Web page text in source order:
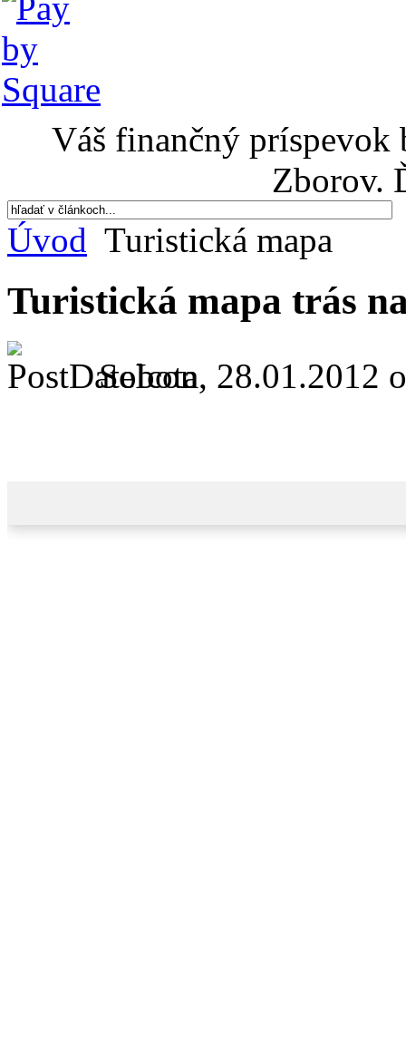
Váš finančný príspevok
Zborov.
Úvod Turistická mapa
Turistická mapa trás
Sobota, 28.01.2012